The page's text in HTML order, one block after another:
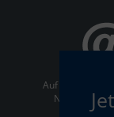
Auf dem
Newsletter